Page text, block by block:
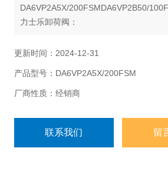
DA6VP2A5X/200FSMDA6VP2B50/
力士乐卸荷阀：
压力截止阀。此类阀主要由拧入式插装
更新时间：2024-12-31
产品型号：DA6VP2A5X/200FSM
厂商性质：经销商
联系我们 留